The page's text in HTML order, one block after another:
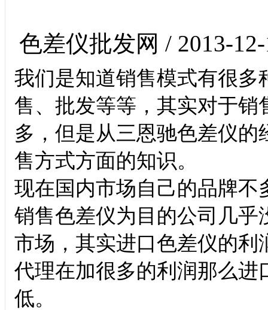
色差仪批发网 / 2013-
我们是知道销售模式有很
售、批发等等，其实对于
多，但是从三恩驰色差仪
售方式方面的知识。
现在国内市场自己的品牌
销售色差仪为目的公司几
市场，其实进口色差仪的
代理在加很多的利润那么
低。